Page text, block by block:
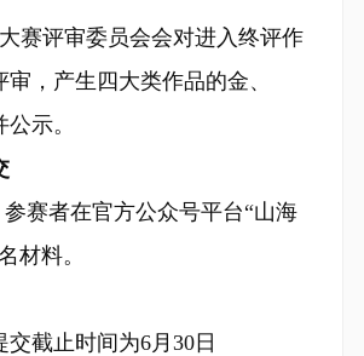
赛评审委员会会对进入终评作
，产生四大类作品的金、
示。
赛者在官方公众号平台“山海
材料。
截止时间为6月30日